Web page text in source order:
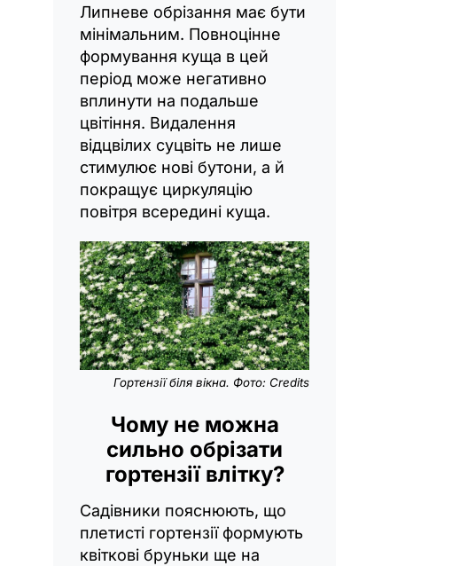
Липневе обрізання має бути
мінімальним. Повноцінне
формування куща в цей
період може негативно
вплинути на подальше
цвітіння. Видалення
відцвілих суцвіть не лише
стимулює нові бутони, а й
покращує циркуляцію
повітря всередині куща.
Гортензії біля вікна. Фото: Credits
Чому не можна
сильно обрізати
гортензії влітку?
Садівники пояснюють, що
плетисті гортензії формують
квіткові бруньки ще на